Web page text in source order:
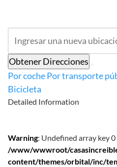
Obtener Direcciones
Por cochePor transporte
Bicicleta
Detailed Information
Warning: Undefined array key 0
/www/wwwroot/
content/themes/orbital/inc/